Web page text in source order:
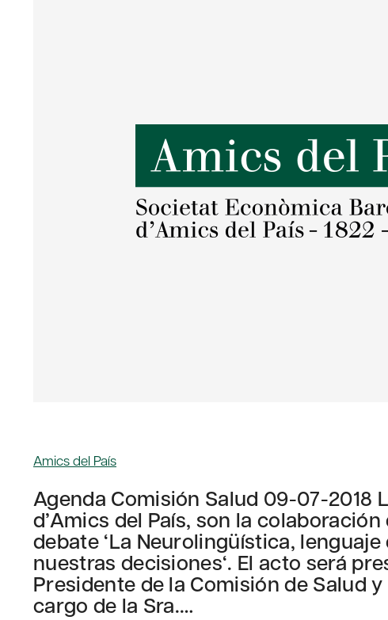
Amics del País
Agenda Comisión Salud 09-07-2018
d’Amics del País, son la
debate ‘La Neurolingüística,
nuestras decisiones‘. El acto será
Presidente de la Comisión de Salud
cargo de la Sra.…